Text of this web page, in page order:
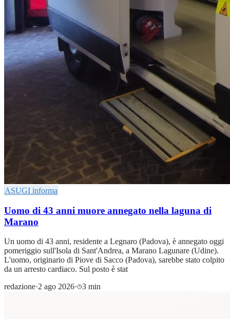
ASUGI informa
Uomo di 43 anni muore annegato nella laguna di
Marano
Un uomo di 43 anni, residente a Legnaro (Padova), è annegato oggi
pomeriggio sull'Isola di Sant'Andrea, a Marano Lagunare (Udine).
L'uomo, originario di Piove di Sacco (Padova), sarebbe stato colpito
da un arresto cardiaco. Sul posto è stat
redazione·2 ago 2026· 3 min